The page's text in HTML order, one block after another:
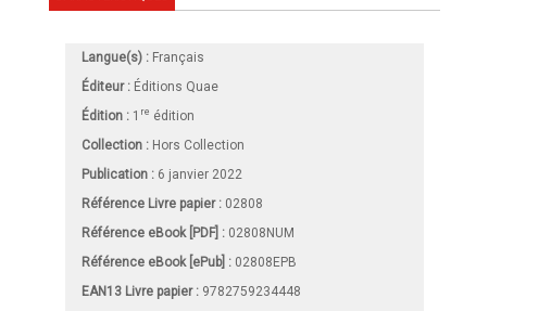
Langue(s) : Français
Éditeur : Éditions Quae
Édition : 1 re édition
Collection : Hors Collection
Publication : 6 janvier 2022
Référence Livre papier : 02808
Référence eBook [PDF] : 02808NUM
Référence eBook [ePub] : 02808EPB
EAN13 Livre papier : 9782759234448